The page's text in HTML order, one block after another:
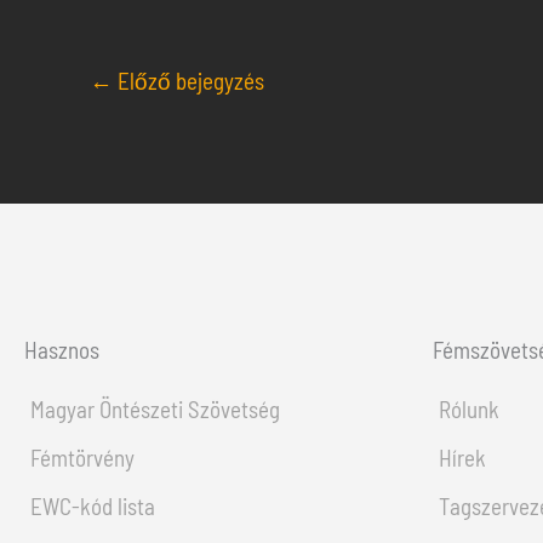
← Előző bejegyzés
Hasznos
Magyar Öntészeti Szövetség
Fémtörvény
EWC-kód lista
Rólunk
Hírek